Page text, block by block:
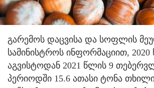
გარემოს დაცვისა და სოფლის
სამინისტროს ინფორმაციით, 2020
აგვისტოდან 2021 წლის 9
პერიოდში 15.6 ათასი ტონა